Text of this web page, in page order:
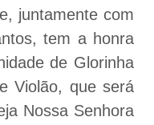
juntamente com
tem a honra
de Glorinha
Violão, que será
Nossa Senhora